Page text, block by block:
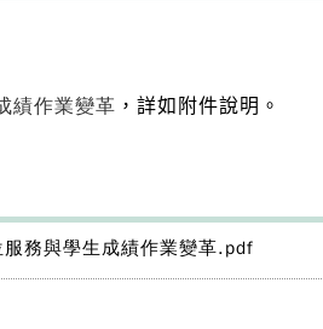
績作業變革 ，詳如附件說明。
務與學生成績作業變革.pdf